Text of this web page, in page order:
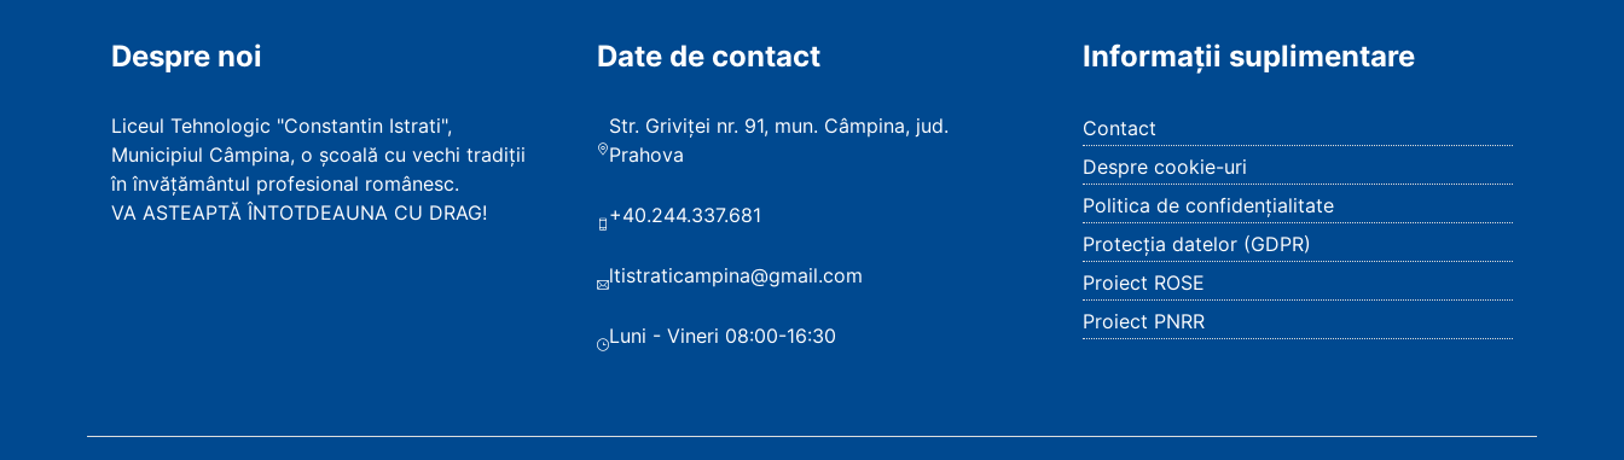
Despre noi
Liceul Tehnologic "Constantin Istrati",
Municipiul Câmpina, o școală cu vechi tradiții
în învățământul profesional românesc.
VA ASTEAPTĂ ÎNTOTDEAUNA CU DRAG!
Date de contact
Str. Griviței nr. 91, mun. Câmpina, jud.
Prahova
+40.244.337.681
ltistraticampina@gmail.com
Luni - Vineri 08:00-16:30
Informații suplimentare
Contact
Despre cookie-uri
Politica de confidențialitate
Protecția datelor (GDPR)
Proiect ROSE
Proiect PNRR